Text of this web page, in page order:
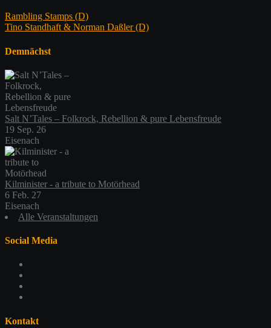
Beitragsnavigation
Rambling Stamps (D)
Tino Standhaft & Norman Daßler (D)
Demnächst
Salt N’Tales – Folkrock, Rebellion & pure Lebensfreude
19 Sep. 26
Eisenach
Kilminister - a tribute to Motörhead
6 Feb. 27
Eisenach
Alle Veranstaltungen
Social Media
anzeigen
Twitter
auf
117365479044419725925
Kontakt